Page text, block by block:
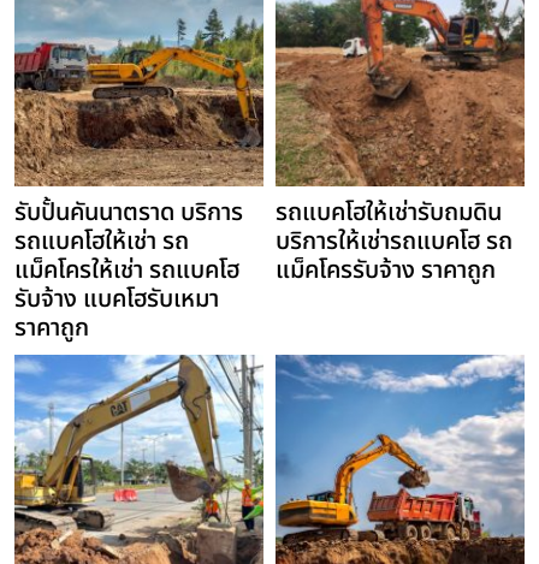
รับปั้นคันนาตราด บริการ
รถแบคโฮให้เช่า รถ
แม็คโครให้เช่า รถแบคโฮ
รับจ้าง แบคโฮรับเหมา
ราคาถูก
รถแบคโฮให้เช่ารับถมดิน
บริการให้เช่ารถแบคโฮ รถ
แม็คโครรับจ้าง ราคาถูก